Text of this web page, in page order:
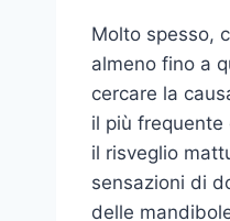
Molto spesso,
almeno fino a
cercare la
il più frequente
il risveglio
sensazioni di
delle